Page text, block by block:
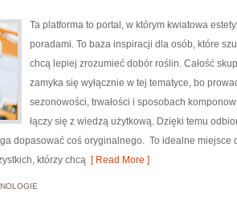
Ta platforma to portal, w którym kwiatowa
poradami. To baza inspiracji dla osób, które
chcą lepiej zrozumieć dobór roślin. Całość
zamyka się wyłącznie w tej tematyce, bo
sezonowości, trwałości i sposobach
łączy się z wiedzą użytkową. Dzięki temu
dopasować coś oryginalnego. To idealne miejsce
którzy chcą [ Read More ]